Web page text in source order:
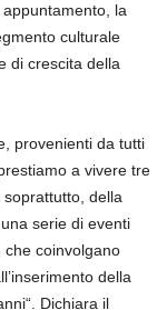
la
culturale
di crescita della
provenienti da tutti
a vivere tre
soprattutto, della
serie di eventi
che coinvolgano
della
“. Dichiara il